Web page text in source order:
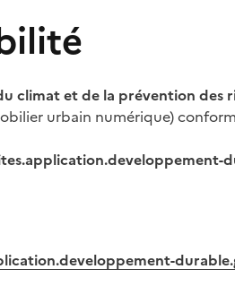
climat et de la prévention des
urbain numérique)